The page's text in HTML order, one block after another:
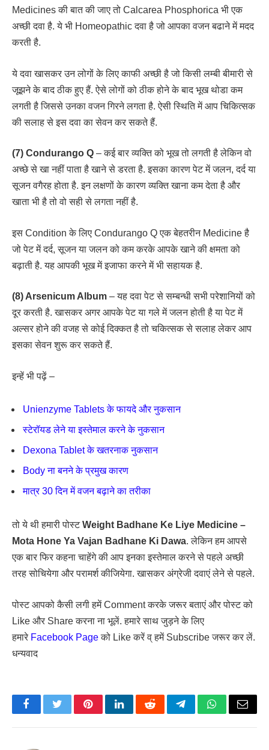
Medicines की बात की जाए तो Calcarea Phosphorica भी एक
अच्छी दवा है. ये भी Homeopathic दवा है जो आपका वजन बढाने में मदद
करती है.
ये दवा खासकर उन लोगों के लिए काफी अच्छी है जो किसी लम्बी बीमारी से
जूझने के बाद ठीक हुए हैं. ऐसे लोगों को ठीक होने के बाद भूख थोडा कम
लगती है जिससे उनका वजन गिरने लगता है. ऐसी स्थिति में आप चिकित्सक
की सलाह से इस दवा का सेवन कर सकते हैं.
(7) Condurango Q – कई बार व्यक्ति को भूख तो लगती है लेकिन वो
अच्छे से खा नहीं पाता है खाने से डरता है. इसका कारण पेट में जलन, दर्द या
सूजन वगैरह होता है. इन लक्षणों के कारण व्यक्ति खाना कम देता है और
खाता भी है तो वो सही से लगता नहीं है.
इस Condition के लिए Condurango Q एक बेहतरीन Medicine है
जो पेट में दर्द, सूजन या जलन को कम करके आपके खाने की क्षमता को
बढ़ाती है. यह आपकी भूख में इजाफा करने में भी सहायक है.
(8) Arsenicum Album – यह दवा पेट से सम्बन्धी सभी परेशानियों को
दूर करती है. खासकर अगर आपके पेट या गले में जलन होती है या पेट में
अल्सर होने की वजह से कोई दिक्कत है तो चकित्सक से सलाह लेकर आप
इसका सेवन शुरू कर सकते हैं.
इन्हें भी पढ़ें –
Unienzyme Tablets के फायदे और नुकसान
स्टेरॉयड लेने या इस्तेमाल करने के नुकसान
Dexona Tablet के खतरनाक नुकसान
Body ना बनने के प्रमुख कारण
मात्र 30 दिन में वजन बढ़ाने का तरीका
तो ये थी हमारी पोस्टWeight Badhane Ke Liye Medicine –
Mota Hone Ya Vajan Badhane Ki Dawa. लेकिन हम आपसे
एक बार फिर कहना चाहेंगे की आप इनका इस्तेमाल करने से पहले अच्छी
तरह सोचियेगा और परामर्श कीजियेगा. खासकर अंग्रेजी दवाएं लेने से पहले.
पोस्ट आपको कैसी लगी हमें Comment करके जरूर बताएं और पोस्ट को
Like और Share करना ना भूलें. हमारे साथ जुड़ने के लिए
हमारे Facebook Pageको Like करें व् हमें Subscribe जरूर कर लें.
धन्यवाद
FacebookTwitterPinterestLinkedInRedditTelegramWhatsApp
Email